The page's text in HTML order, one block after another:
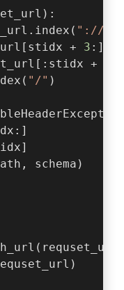
):
"://"
+
3 :]
+
"/" )
schema)
( requset_url,